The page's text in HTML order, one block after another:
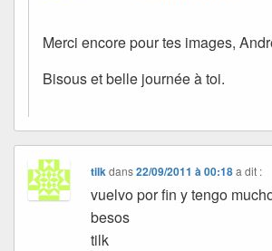
Merci encore pour tes images,
Bisous et belle journée à toi.
tilk dans22/09/2011 à 00:18 a dit :
vuelvo por fin y tengo
besos
tilk